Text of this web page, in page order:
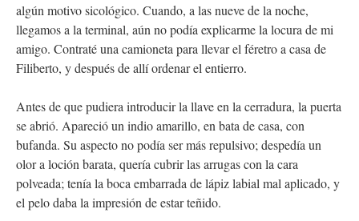
algún motivo sicológico. Cuando, a las nueve de la noche,
llegamos a la terminal, aún no podía explicarme la locura de mi
amigo. Contraté una camioneta para llevar el féretro a casa de
Filiberto, y después de allí ordenar el entierro.
Antes de que pudiera introducir la llave en la cerradura, la puerta
se abrió. Apareció un indio amarillo, en bata de casa, con
bufanda. Su aspecto no podía ser más repulsivo; despedía un
olor a loción barata, quería cubrir las arrugas con la cara
polveada; tenía la boca embarrada de lápiz labial mal aplicado, y
el pelo daba la impresión de estar teñido.